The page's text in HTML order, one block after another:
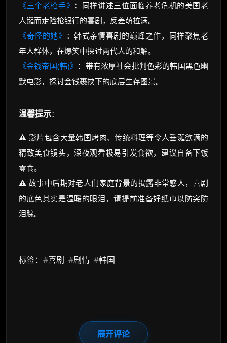
《三个老枪手》 ：同样讲述三位面临养老危机的美国老
人铤而走险抢银行的喜剧，反差萌拉满。
《奇怪的她》 ：韩式亲情喜剧的巅峰之作，同样聚焦老
年人群体，在爆笑中探讨两代人的和解。
《金钱帝国(韩)》 ：带有浓厚社会批判色彩的韩国黑色幽
默电影，探讨金钱裹挟下的底层生存图景。
温馨提示：
⚠️ 影片包含大量韩国烤肉、传统料理等令人垂涎欲滴的
精致美食镜头，深夜观看极易引发食欲，建议自备下饭
零食。
⚠️ 故事中后期对老人们家庭背景的揭露非常感人，喜剧
的底色其实是温暖的眼泪，请提前准备好纸巾以防突防
泪腺。
标签： #喜剧 #剧情 #韩国
展开评论